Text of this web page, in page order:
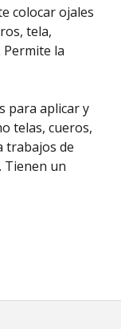
colocar ojales
tela,
la
para aplicar y
telas, cueros,
trabajos de
Tienen un